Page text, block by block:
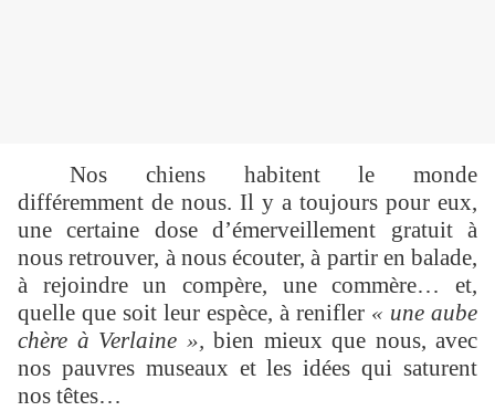
Nos chiens habitent le monde
différemment de nous. Il y a toujours pour eux,
une certaine dose d’émerveillement gratuit à
nous retrouver, à nous écouter, à partir en balade,
à rejoindre un compère, une commère… et,
quelle que soit leur espèce, à renifler « une aube
chère à Verlaine », bien mieux que nous, avec
nos pauvres museaux et les idées qui saturent
nos têtes…